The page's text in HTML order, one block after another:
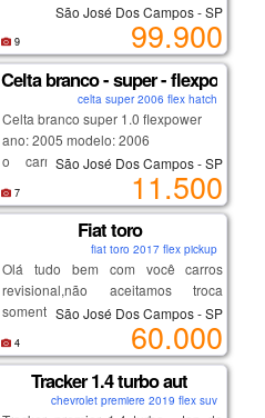
- motor 1.4 turbo (250 tsi) que une
performance e economia.
- potência de sobra e câmbio
automático de 6 marchas;
- design exclusive: acabamento
premium, rodas aro 18" exclusivas e
detalhes escurecidos;
- tecnologia: painel digital (active
info display), multimídia vw play e
modos de condução;
- segurança: acc (piloto automático
adaptativo) e frenagem autônoma
de emergência;
- estado de novo: único dono e com
todas revisões na concessionária.
venha aproveitar a oportunidade de
um topo de linha em condições
São José Dos Campos - SP
99.900
9
Celta branco - super - flexpower
celta super 2006 flex hatch
Celta branco super 1.0 flexpower
ano: 2005 modelo: 2006
o carro está tudo ok, motor,
apenas venda!
São José Dos Campos - SP
11.500
7
Fiat toro
fiat toro 2017 flex pickup
Olá tudo bem com você carros
revisional,não aceitamos troca
somente entrada em até 12 vezes
ou avista ,carros de otima
procedência revisados e pereciados
,por favor me chama no meu
whatsapp para nós fecharmos
São José Dos Campos - SP
60.000
4
Tracker 1.4 turbo aut
chevrolet premiere 2019 flex suv